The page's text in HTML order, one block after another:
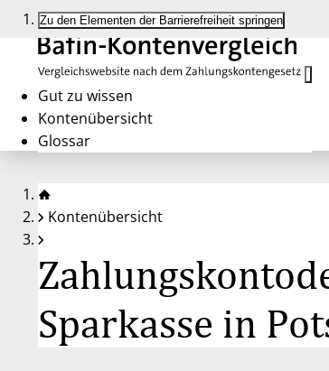
Zu den Elementen der Barrierefreiheit springen
Gut zu wissen
Kontenübersicht
Glossar
Kontenübersicht
Sparkasse in